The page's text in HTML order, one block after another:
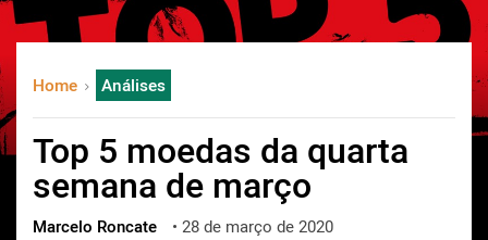
日本語
русский
العربية
ქართული
Home Análises
Top 5 moedas da quarta
semana de março
Marcelo Roncate • 28 de março de 2020